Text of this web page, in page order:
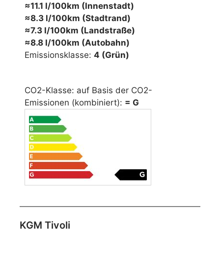
≈11.1 l/100km (Innenstadt)
≈8.3 l/100km (Stadtrand)
≈7.3 l/100km (Landstraße)
≈8.8 l/100km (Autobahn)
Emissionsklasse: 4 (Grün)
CO2-Klasse: auf Basis der CO2-
Emissionen (kombiniert): = G
KGM Tivoli